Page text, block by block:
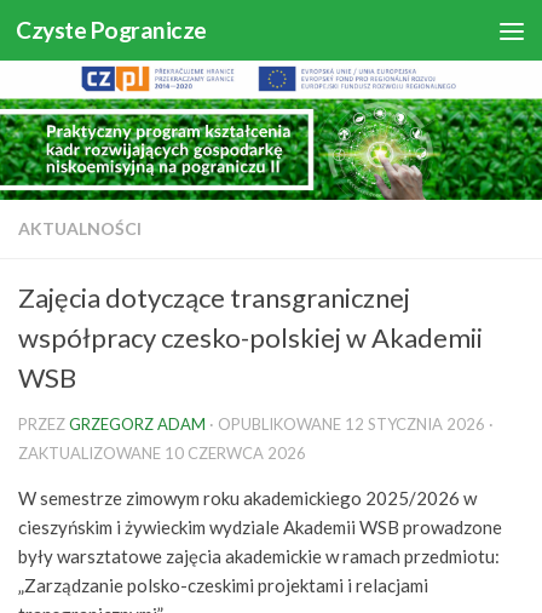
Skip to content
Czyste Pogranicze
AKTUALNOŚCI
Zajęcia dotyczące transgranicznej
współpracy czesko-polskiej w Akademii
WSB
PRZEZGRZEGORZ ADAM · OPUBLIKOWANE 12 STYCZNIA 2026 ·
ZAKTUALIZOWANE 10 CZERWCA 2026
W semestrze zimowym roku akademickiego 2025/2026 w
cieszyńskim i żywieckim wydziale Akademii WSB prowadzone
były warsztatowe zajęcia akademickie w ramach przedmiotu:
„Zarządzanie polsko-czeskimi projektami i relacjami